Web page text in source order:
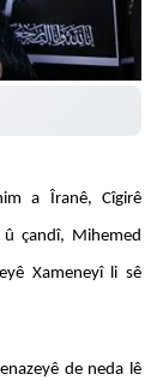
a Îranê, Cîgirê
û çandî, Mihemed
Xameneyî li sê
de neda lê